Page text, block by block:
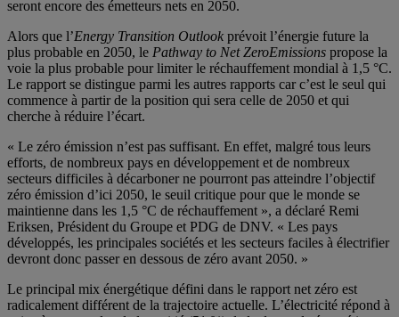
seront encore des émetteurs nets en 2050.
Alors que l’Energy Transition Outlook prévoit l’énergie future la
plus probable en 2050, le Pathway to Net ZeroEmissions propose la
voie la plus probable pour limiter le réchauffement mondial à 1,5 °C.
Le rapport se distingue parmi les autres rapports car c’est le seul qui
commence à partir de la position qui sera celle de 2050 et qui
cherche à réduire l’écart.
« Le zéro émission n’est pas suffisant. En effet, malgré tous leurs
efforts, de nombreux pays en développement et de nombreux
secteurs difficiles à décarboner ne pourront pas atteindre l’objectif
zéro émission d’ici 2050, le seuil critique pour que le monde se
maintienne dans les 1,5 °C de réchauffement », a déclaré Remi
Eriksen, Président du Groupe et PDG de DNV. « Les pays
développés, les principales sociétés et les secteurs faciles à électrifier
devront donc passer en dessous de zéro avant 2050. »
Le principal mix énergétique défini dans le rapport net zéro est
radicalement différent de la trajectoire actuelle. L’électricité répond à